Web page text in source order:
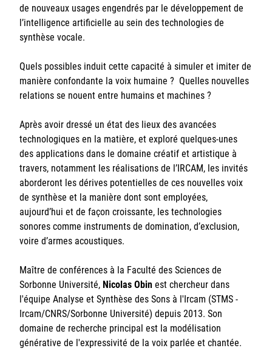
Login/Signup
de nouveaux usages engendrés par le développement de
l’intelligence artificielle au sein des technologies de
synthèse vocale.
Quels possibles induit cette capacité à simuler et imiter de
manière confondante la voix humaine ? Quelles nouvelles
relations se nouent entre humains et machines ?
Après avoir dressé un état des lieux des avancées
technologiques en la matière, et exploré quelques-unes
des applications dans le domaine créatif et artistique à
travers, notamment les réalisations de l’IRCAM, les invités
aborderont les dérives potentielles de ces nouvelles voix
de synthèse et la manière dont sont employées,
aujourd’hui et de façon croissante, les technologies
sonores comme instruments de domination, d’exclusion,
voire d’armes acoustiques.
Maître de conférences à la Faculté des Sciences de
Sorbonne Université, Nicolas Obin est chercheur dans
l'équipe Analyse et Synthèse des Sons à l'Ircam (STMS -
Ircam/CNRS/Sorbonne Université) depuis 2013. Son
domaine de recherche principal est la modélisation
générative de l'expressivité de la voix parlée et chantée.